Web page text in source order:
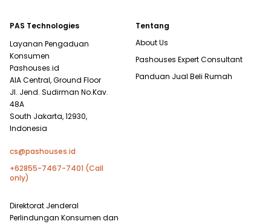
PAS Technologies
Layanan Pengaduan
Konsumen
Pashouses.id
AIA Central, Ground Floor
Jl. Jend. Sudirman No.Kav.
48A
South Jakarta, 12930,
Indonesia
cs@pashouses.id
+62855-7467-7401 (Call
only)
Direktorat Jenderal
Perlindungan Konsumen dan
Tentang
About Us
Pashouses Expert Consultant
Panduan Jual Beli Rumah